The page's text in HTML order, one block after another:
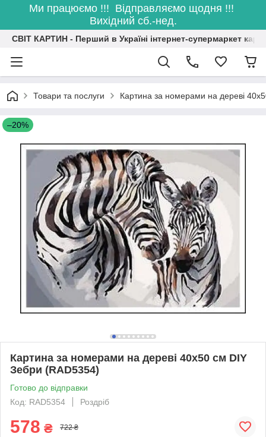
Ми працюємо !!! Відправляємо щодня !!!
Вихідний сб.-нед.
СВІТ КАРТИН - Перший в Україні інтернет-супермаркет
Товари та послуги Картина за номерами на дереві
–20%
Картина за номерами на дереві 40х50 см DIY
Зебри (RAD5354)
Готово до відправки
Код: RAD5354
Роздріб
578 ₴ 722 ₴